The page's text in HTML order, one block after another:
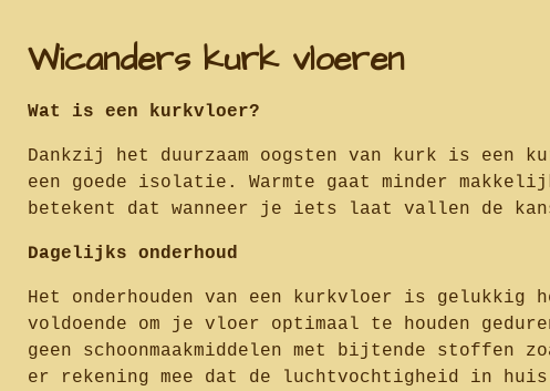
Wicanders kurk vloeren
Wat is een kurkvloer?
Dankzij het duurzaam oogsten van kurk is een
een goede isolatie. Warmte gaat minder
betekent dat wanneer je iets laat vallen de
Dagelijks onderhoud
Het onderhouden van een kurkvloer is
voldoende om je vloer optimaal te houden
geen schoonmaakmiddelen met bijtende stoffen
er rekening mee dat de luchtvochtigheid in